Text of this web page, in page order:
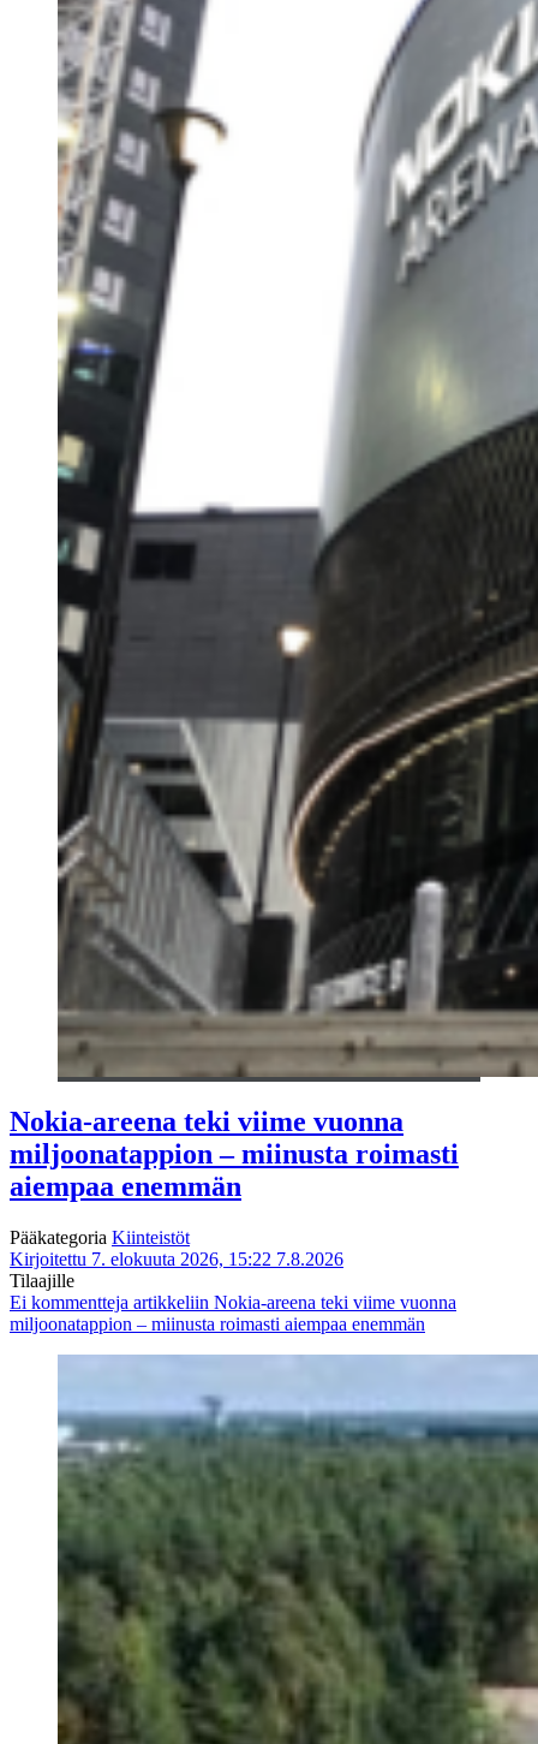
Nokia-areena teki viime vuonna
miljoonatappion – miinusta roimasti
aiempaa enemmän
Pääkategoria Kiinteistöt
Kirjoitettu 7. elokuuta 2026, 15:22 7.8.2026
Tilaajille
Ei kommentteja artikkeliin Nokia-areena teki viime vuonna
miljoonatappion – miinusta roimasti aiempaa enemmän